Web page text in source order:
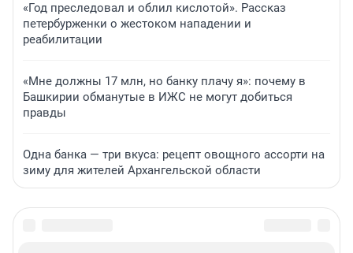
«Год преследовал и облил кислотой». Рассказ
петербурженки о жестоком нападении и
реабилитации
«Мне должны 17 млн, но банку плачу я»: почему в
Башкирии обманутые в ИЖС не могут добиться
правды
Одна банка — три вкуса: рецепт овощного ассорти на
зиму для жителей Архангельской области